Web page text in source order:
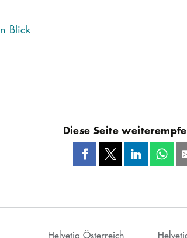
Blick
Diese Seite
Helvetia Österreich